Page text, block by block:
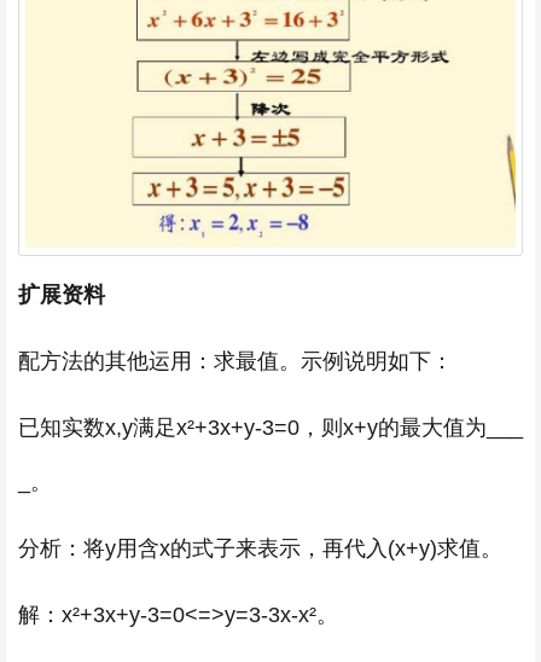
扩展资料
配方法的其他运用：求最值。示例说明如下：
已知实数x,y满足x²+3x+y-3=0，则x+y的最大值为___
_。
分析：将y用含x的式子来表示，再代入(x+y)求值。
解：x²+3x+y-3=0<=>y=3-3x-x²。